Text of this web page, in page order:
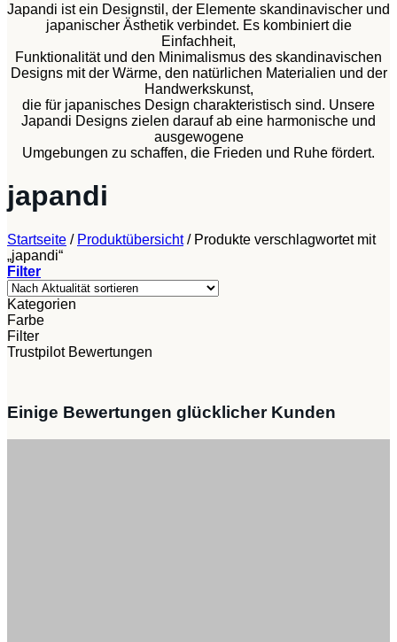
Japandi ist ein Designstil, der Elemente skandinavischer und
japanischer Ästhetik verbindet. Es kombiniert die
Einfachheit,
Funktionalität und den Minimalismus des skandinavischen
Designs mit der Wärme, den natürlichen Materialien und der
Handwerkskunst,
die für japanisches Design charakteristisch sind. Unsere
Japandi Designs zielen darauf ab eine harmonische und
ausgewogene
Umgebungen zu schaffen, die Frieden und Ruhe fördert.
japandi
Startseite / Produktübersicht /Produkte verschlagwortet mit
„japandi“
Filter
Kategorien
Farbe
Filter
Trustpilot Bewertungen
Einige Bewertungen glücklicher Kunden